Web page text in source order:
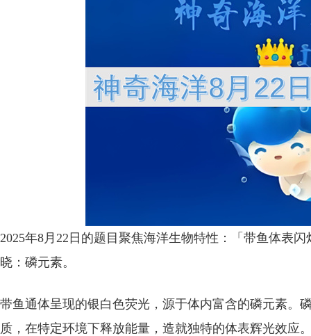
2025年8月22日的题目聚焦海洋生物特性：「带鱼体表
晓：磷元素。
带鱼通体呈现的银白色荧光，源于体内富含的磷元素。
质，在特定环境下释放能量，造就独特的体表辉光效应